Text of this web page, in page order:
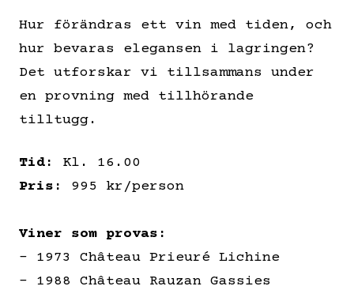
Hur förändras ett vin med tiden, och
hur bevaras elegansen i lagringen?
Det utforskar vi tillsammans under
en provning med tillhörande
tilltugg.
Tid:
Kl. 16.00
Pris:
995 kr/person
Viner som provas:
– 1973 Château Prieuré Lichine
– 1988 Château Rauzan Gassies